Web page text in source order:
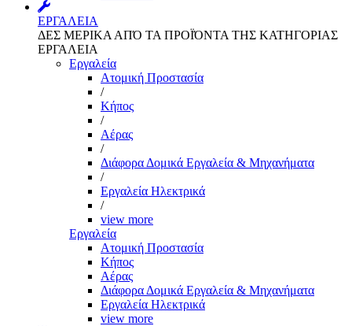
ΕΡΓΑΛΕΙΑ
ΔΕΣ ΜΕΡΙΚΑ ΑΠΌ ΤΑ ΠΡΟΪΌΝΤΑ ΤΗΣ ΚΑΤΗΓΟΡΙΑΣ
ΕΡΓΑΛΕΙΑ
Εργαλεία
Aτομική Προστασία
/
Kήπος
/
Αέρας
/
Διάφορα Δομικά Εργαλεία & Μηχανήματα
/
Εργαλεία Ηλεκτρικά
/
view more
Εργαλεία
Aτομική Προστασία
Kήπος
Αέρας
Διάφορα Δομικά Εργαλεία & Μηχανήματα
Εργαλεία Ηλεκτρικά
view more